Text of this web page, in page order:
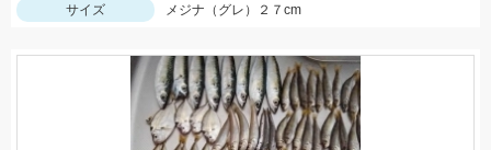
サイズ
メジナ（グレ）２７cm